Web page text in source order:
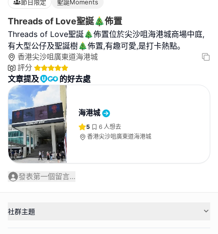
節日限定 聖誕Moments
Threads of Love聖誕🎄佈置
Threads of Love聖誕🎄佈置位於尖沙咀海港城商場中庭,
有大型公仔及聖誕樹🎄佈置,有趣可愛,是打卡熱點｡
香港尖沙咀廣東道海港城
評分
文章提及 的好去處
海港城
5 6 人想去
香港尖沙咀廣東道海港城
發表第一個留言...
社群主題